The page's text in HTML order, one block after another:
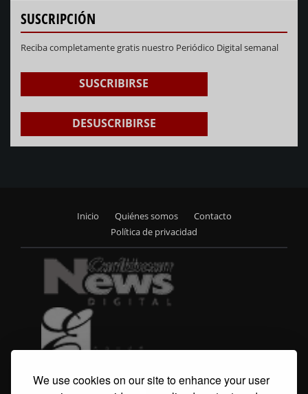
We use cookies on our site to enhance your user
SUSCRIPCIÓN
Reciba completamente gratis nuestro Periódico Digital semanal
SUSCRIBIRSE
DESUSCRIBIRSE
menu
Inicio Quiénes somos
Contacto
Política de privacidad